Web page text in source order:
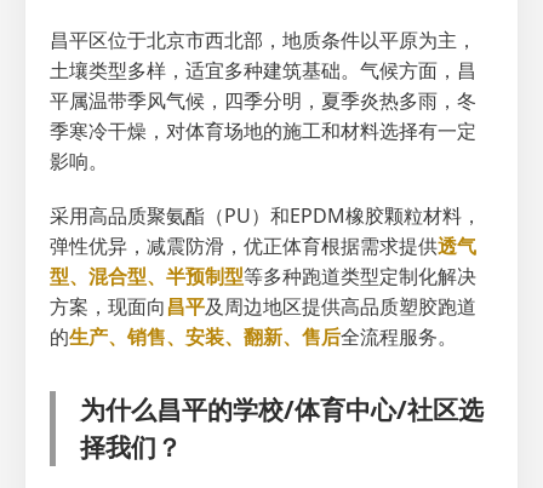
昌平区位于北京市西北部，地质条件以平原为主，
土壤类型多样，适宜多种建筑基础。气候方面，昌
平属温带季风气候，四季分明，夏季炎热多雨，冬
季寒冷干燥，对体育场地的施工和材料选择有一定
影响。
采用高品质聚氨酯（PU）和EPDM橡胶颗粒材料，
弹性优异，减震防滑，优正体育根据需求提供透气
型、混合型、半预制型等多种跑道类型定制化解决
方案，现面向昌平及周边地区提供高品质塑胶跑道
的生产、销售、安装、翻新、售后全流程服务。
为什么昌平的学校/体育中心/社区选
择我们？